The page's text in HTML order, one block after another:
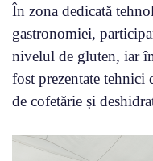
În zona dedicată
gastronomiei,
nivelul de gluten, iar
fost prezentate tehnici
de cofetărie și